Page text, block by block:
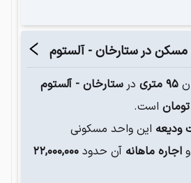
مسکن درستارخان - آلستوم
۹۵ متری در ستارخان - آلستوم
تومان است.
ودیعه این واحد مسکونی
و اجاره ماهانه آن حدود ۲۲,۰۰۰,۰۰۰